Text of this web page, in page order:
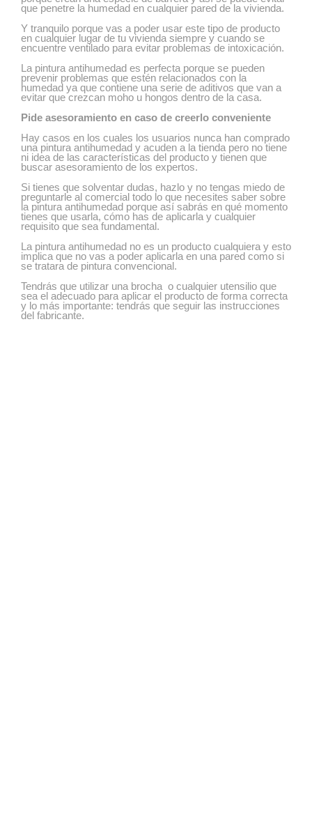
que penetre la humedad en cualquier pared de la vivienda.
Y tranquilo porque vas a poder usar este tipo de producto
en cualquier lugar de tu vivienda siempre y cuando se
encuentre ventilado para evitar problemas de intoxicación.
La pintura antihumedad es perfecta porque se pueden
prevenir problemas que estén relacionados con la
humedad ya que contiene una serie de aditivos que van a
evitar que crezcan moho u hongos dentro de la casa.
Pide asesoramiento en caso de creerlo conveniente
Hay casos en los cuales los usuarios nunca han comprado
una pintura antihumedad y acuden a la tienda pero no tiene
ni idea de las características del producto y tienen que
buscar asesoramiento de los expertos.
Si tienes que solventar dudas, hazlo y no tengas miedo de
preguntarle al comercial todo lo que necesites saber sobre
la pintura antihumedad porque así sabrás en qué momento
tienes que usarla, cómo has de aplicarla y cualquier
requisito que sea fundamental.
La pintura antihumedad no es un producto cualquiera y esto
implica que no vas a poder aplicarla en una pared como si
se tratara de pintura convencional.
Tendrás que utilizar una brocha o cualquier utensilio que
sea el adecuado para aplicar el producto de forma correcta
y lo más importante: tendrás que seguir las instrucciones
del fabricante.